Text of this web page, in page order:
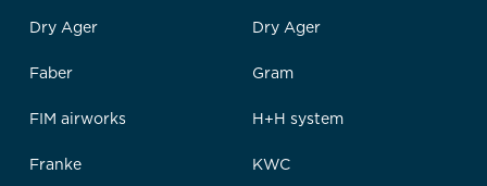
Dry Ager
Faber
FIM airworks
Franke
Dry Ager
Gram
H+H system
KWC